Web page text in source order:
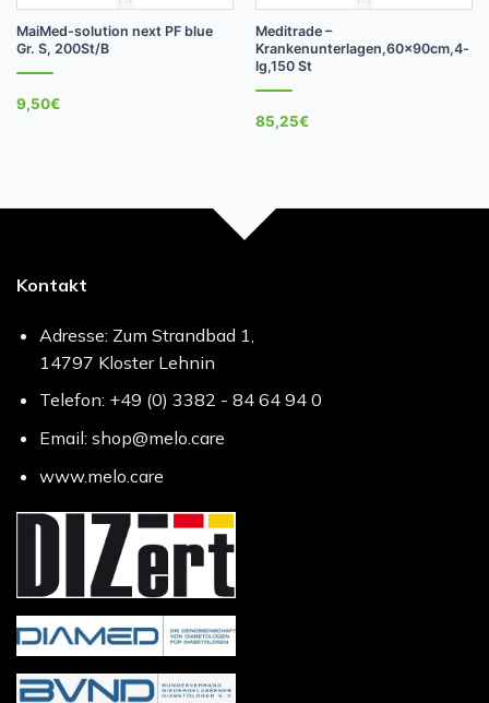
MaiMed-solution next PF blue
Gr. S, 200St/B
9,50€
Meditrade –
Krankenunterlagen,60x90cm,4-
lg,150 St
85,25€
Kontakt
Adresse: Zum Strandbad 1,
14797 Kloster Lehnin
Telefon: +49 (0) 3382 - 84 64 94 0
Email: shop@melo.care
www.melo.care